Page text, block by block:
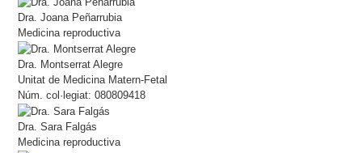
Dra. Joana Peñarrubia
Medicina reproductiva
Dra. Montserrat Alegre
Unitat de Medicina Matern-Fetal
Núm. col·legiat: 080809418
Dra. Sara Falgás
Medicina reproductiva